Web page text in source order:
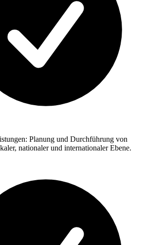
Planung und Durchführung von
nationaler und internationaler Ebene.